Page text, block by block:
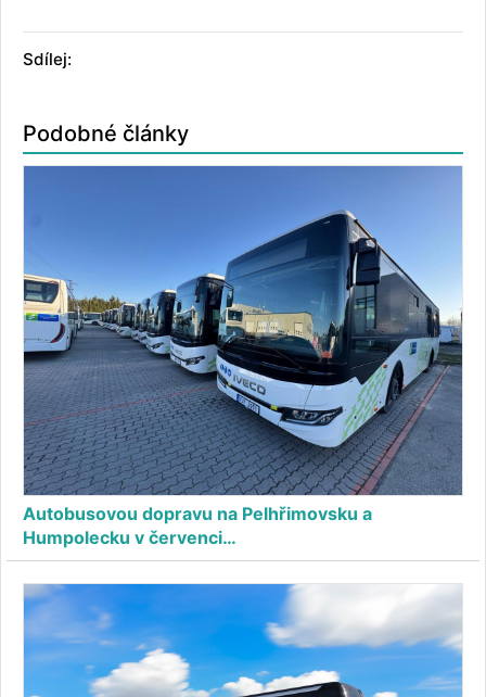
Sdílej:
Podobné články
Autobusovou dopravu na Pelhřimovsku a
Humpolecku v červenci…